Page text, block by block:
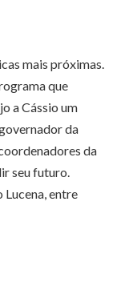
mais próximas.
que
a Cássio um
da
da
seu futuro.
entre